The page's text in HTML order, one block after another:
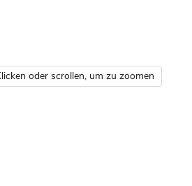
oder scrollen, um zu zoomen